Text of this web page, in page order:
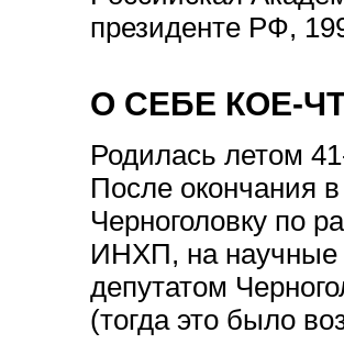
президенте РФ,
О СЕБЕ КОЕ-
Родилась летом
После окончания
Черноголовку по
ИНХП, на научные
депутатом
(тогда это было